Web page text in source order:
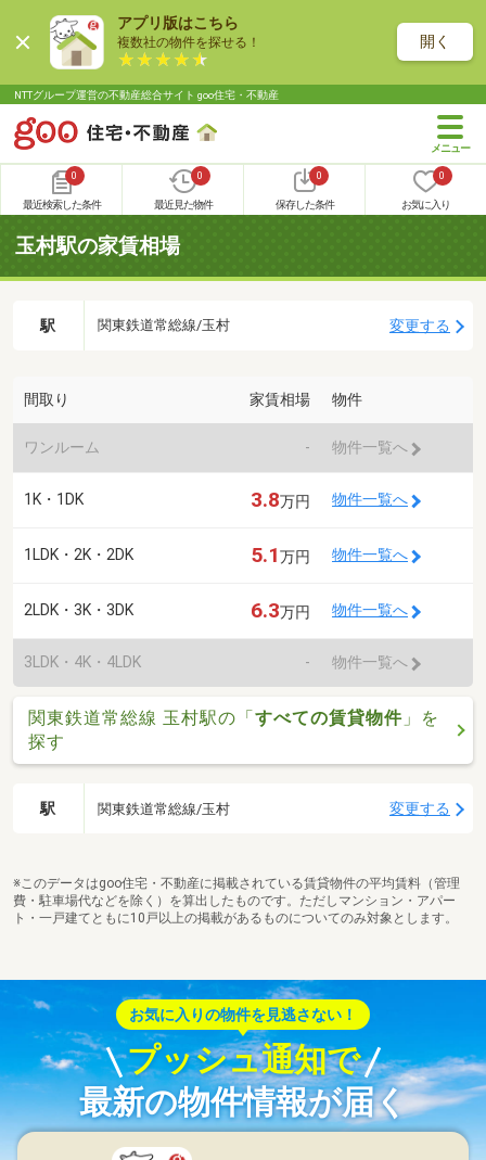
アプリ版はこちら
複数社の物件を探せる！ 開く
NTTグループ運営の不動産総合サイト goo住宅・不動産
0
最近検索した条件
0
最近見た物件
0
保存した条件
0
お気に入り
玉村駅の家賃相場
駅 関東鉄道常総線/玉村 変更する
間取り 家賃相場 物件
ワンルーム - 物件一覧へ
1K・1DK 3.8万円 物件一覧へ
1LDK・2K・2DK 5.1万円 物件一覧へ
2LDK・3K・3DK 6.3万円 物件一覧へ
3LDK・4K・4LDK - 物件一覧へ
関東鉄道常総線 玉村駅の「すべての賃貸物件 」を
探す
駅 関東鉄道常総線/玉村 変更する
※このデータはgoo住宅・不動産に掲載されている賃貸物件の平均賃料（管理
費・駐車場代などを除く）を算出したものです。ただしマンション・アパー
ト・一戸建てともに10戸以上の掲載があるものについてのみ対象とします。
お気に入りの物件を見逃さない！
プッシュ通知で
最新の物件情報が届く